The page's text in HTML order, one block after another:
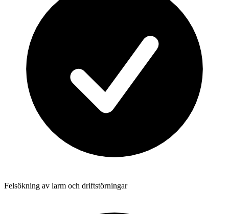
Felsökning av larm och driftstörningar